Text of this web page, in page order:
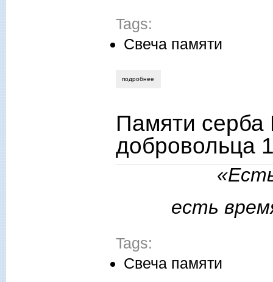
Tags:
Свеча памяти
подробнее
Памяти серба
добровольца
есть
Tags:
Свеча памяти